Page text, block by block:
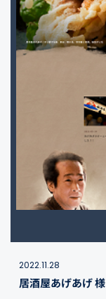
2022.11.28
居酒屋あげあげ 様